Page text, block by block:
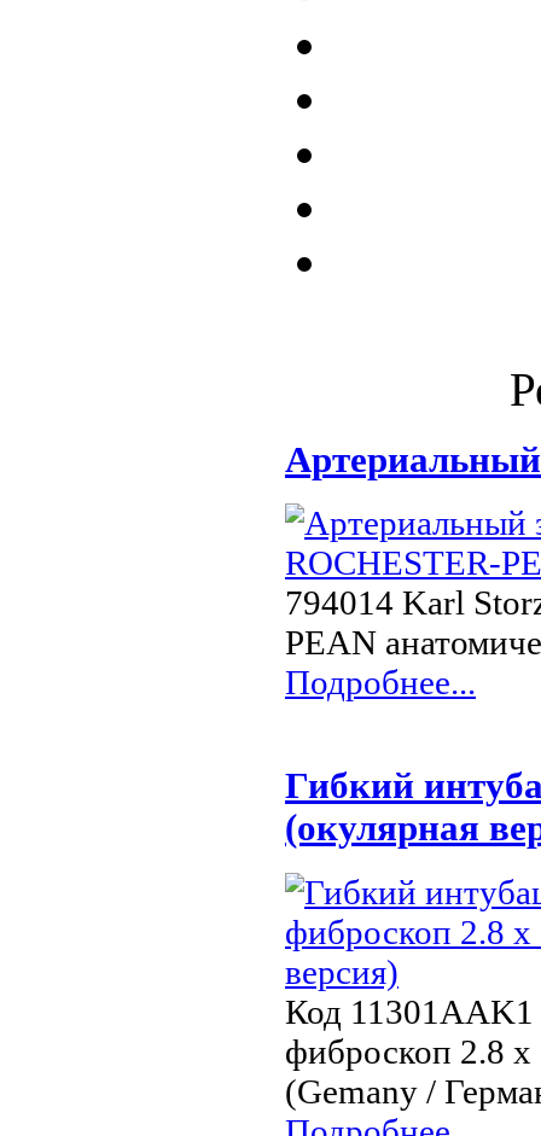
794014 Karl
PEAN
Подробнее...
Гибкий
(окулярная
Код
фиброскоп 2.8 x
(Gemany /